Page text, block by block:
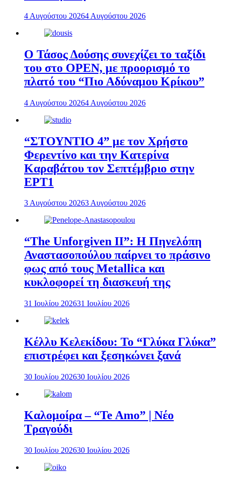
4 Αυγούστου 20264 Αυγούστου 2026
Ο Τάσος Δούσης συνεχίζει το ταξίδι
του στο OPEN, με προορισμό το
πλατό του “Πιο Αδύναμου Κρίκου”
4 Αυγούστου 20264 Αυγούστου 2026
“ΣΤΟΥΝΤΙΟ 4” με τον Χρήστο
Φερεντίνο και την Κατερίνα
Καραβάτου τον Σεπτέμβριο στην
ΕΡΤ1
3 Αυγούστου 20263 Αυγούστου 2026
“The Unforgiven II”: Η Πηνελόπη
Αναστασοπούλου παίρνει το πράσινο
φως από τους Metallica και
κυκλοφορεί τη διασκευή της
31 Ιουλίου 202631 Ιουλίου 2026
Κέλλυ Κελεκίδου: Το “Γλύκα Γλύκα”
επιστρέφει και ξεσηκώνει ξανά
30 Ιουλίου 202630 Ιουλίου 2026
Καλομοίρα – “Te Amo” | Νέο
Τραγούδι
30 Ιουλίου 202630 Ιουλίου 2026